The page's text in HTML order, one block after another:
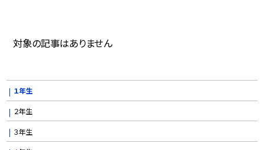
対象の記事はありません
１年生
２年生
３年生